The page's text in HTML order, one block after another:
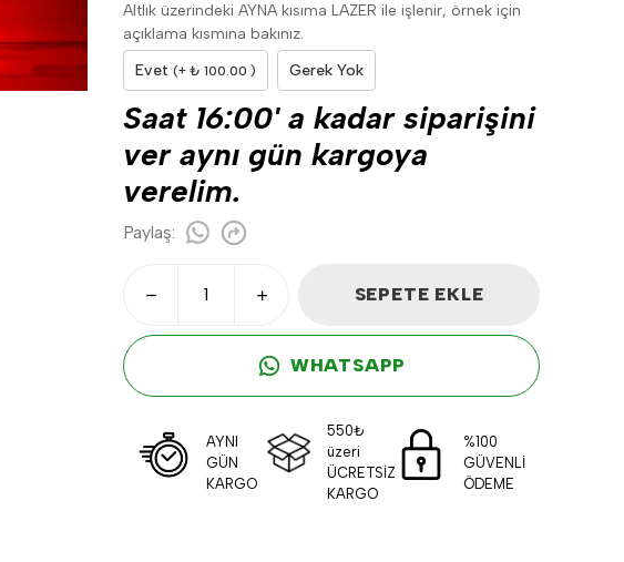
Altlık üzerindeki AYNA kısıma LAZER ile işlenir, örnek için
açıklama kısmına bakınız.
Evet (+ ₺ 100.00 ) Gerek Yok
Saat 16:00' a kadar siparişini
ver aynı gün kargoya
verelim.
Paylaş:
SEPETE EKLE
WHATSAPP
AYNI
GÜN
KARGO
550₺
üzeri
ÜCRETSİZ
KARGO
%100
GÜVENLİ
ÖDEME